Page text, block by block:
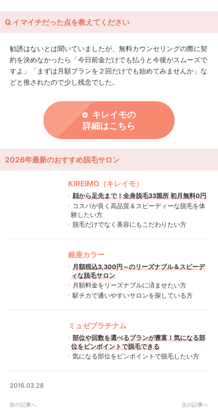
Q.イマイチだった点を教えてください
勧誘はないとは聞いていましたが、無料カウンセリングの際に契
約を決めなかったら「今日前金だけでも払うと今後がスムーズで
すよ」「まずは月額プランを２回だけでも始めてみませんか」な
どと推されたので少し残念でした。
キレイモの
詳細はこちら
2026年最新のおすすめ脱毛サロン
KIREIMO（キレイモ）
顔から足先まで！全身脱毛33箇所 初月無料0円
コスパが良く高品質＆スピーディーな脱毛を体
験したい方
脱毛だけでなく美容にもこだわりたい方
銀座カラー
月額税込3,300円～のリーズナブル＆スピーデ
ィな脱毛サロン
月額料金をリーズナブルに済ませたい方
駅チカで通いやすいサロンを探している方
ミュゼプラチナム
部位や回数を選べるプランが豊富！気になる部
位をピンポイントで脱毛できる
気になる部位をピンポイントで脱毛したい方
2016.03.28